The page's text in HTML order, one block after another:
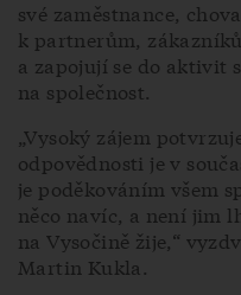
své zaměstnance,
k partnerům,
a zapojují se do aktivit
na společnost.
„Vysoký zájem
odpovědnosti je v
je poděkováním všem
něco navíc, a není jim
na Vysočině žije,“
Martin Kukla.